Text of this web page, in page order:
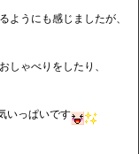
ようにも感じましたが、
しゃべりをしたり、
いっぱいです